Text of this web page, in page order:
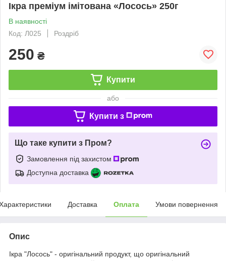
Ікра преміум імітована «Лосось» 250г
В наявності
Код: Л025
Роздріб
250 ₴
Купити
або
Купити з
Що таке купити з Пром?
Замовлення під захистом
Доступна доставка
Доставка Оплата Умови повернення
Опис
Ікра "Лосось" - оригінальний продукт, що оригінальний